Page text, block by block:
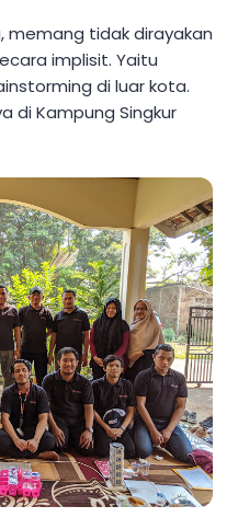
memang tidak dirayakan
implisit. Yaitu
di luar kota.
di Kampung Singkur